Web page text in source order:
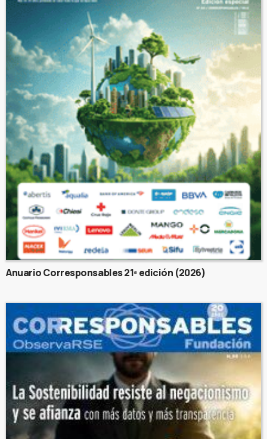
Anuario Corresponsables 21ª edición (2026)